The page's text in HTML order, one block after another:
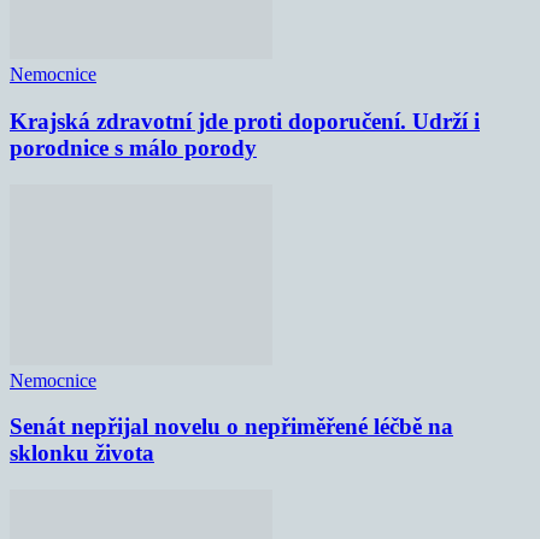
Nemocnice
Krajská zdravotní jde proti doporučení. Udrží i
porodnice s málo porody
Nemocnice
Senát nepřijal novelu o nepřiměřené léčbě na
sklonku života